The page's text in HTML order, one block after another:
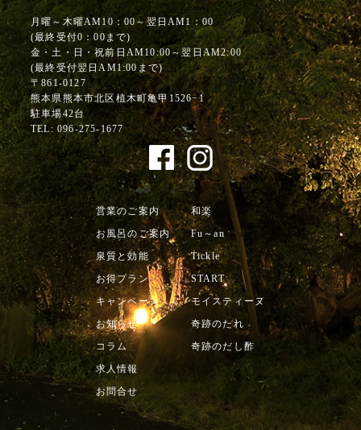
月曜～木曜AM10：00～翌日AM1：00
(最終受付0：00まで)
金・土・日・祝前日AM10:00～翌日AM2:00
(最終受付翌日AM1:00まで)
〒861-0127
熊本県熊本市北区植木町亀甲1526−1
駐車場42台
TEL: 096-275-1677
営業のご案内
お風呂のご案内
泉質と効能
お得プラン
キャンペーン
お知らせ
コラム
求人情報
お問合せ
和楽
Fu～an
Tickle
START
モイスティーヌ
奇跡のたれ
奇跡のだし酢